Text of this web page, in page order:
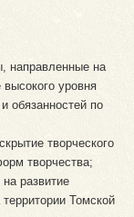
направленные на
уровня
обязанностей по
творческого
творчества;
развитие
Томской